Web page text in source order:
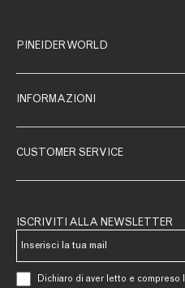
PINEIDER WORLD
INFORMAZIONI
CUSTOMER SERVICE
ISCRIVITI ALLA NEWSLETTER
Dichiaro di aver letto e compreso